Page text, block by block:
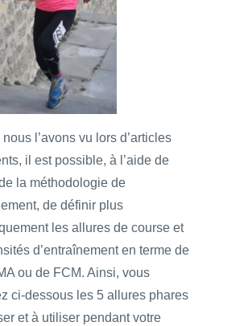
l’avons vu lors d’articles
il est possible, à l’aide de
la méthodologie de
de définir plus
les allures de course et
d’entraînement en terme de
ou de FCM. Ainsi, vous
ci-dessous les 5 allures phares
et à utiliser pendant votre